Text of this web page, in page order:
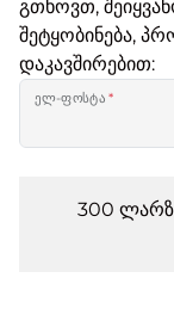
გთხოვთ,
შეტყობინება,
დაკავშირებით:
ელ-ფოსტა*
300